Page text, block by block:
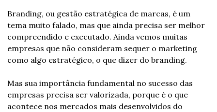
Branding, ou gestão estratégica de marcas, é um
tema muito falado, mas que ainda precisa ser melhor
compreendido e executado. Ainda vemos muitas
empresas que não consideram sequer o marketing
como algo estratégico, o que dizer do branding.
Mas sua importância fundamental no sucesso das
empresas precisa ser valorizada, porque é o que
acontece nos mercados mais desenvolvidos do